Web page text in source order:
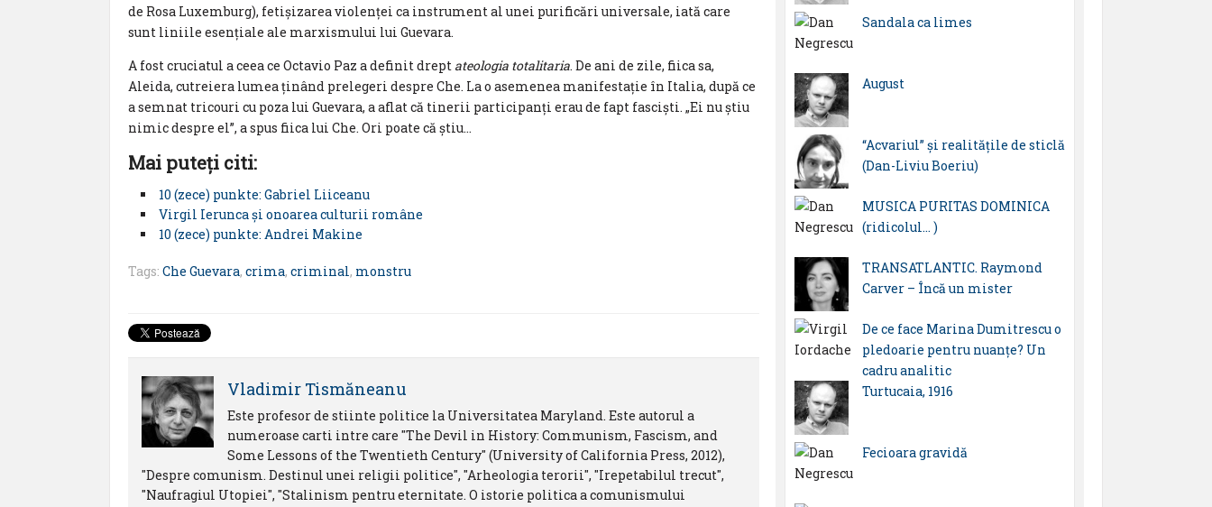
de Rosa Luxemburg), fetișizarea violenței ca instrument al unei purificări universale, iată care
sunt liniile esențiale ale marxismului lui Guevara.
A fost cruciatul a ceea ce Octavio Paz a definit drept ateologia totalitaria. De ani de zile, fiica sa,
Aleida, cutreiera lumea ținând prelegeri despre Che. La o asemenea manifestație în Italia, după ce
a semnat tricouri cu poza lui Guevara, a aflat că tinerii participanți erau de fapt fasciști. „Ei nu știu
nimic despre el”, a spus fiica lui Che. Ori poate că știu…
Mai puteţi citi:
10 (zece) punkte: Gabriel Liiceanu
Virgil Ierunca și onoarea culturii române
10 (zece) punkte: Andrei Makine
Tags: Che Guevara, crima, criminal, monstru
Vladimir Tismăneanu
Este profesor de stiinte politice la Universitatea Maryland. Este autorul a
numeroase carti intre care "The Devil in History: Communism, Fascism, and
Some Lessons of the Twentieth Century" (University of California Press, 2012),
"Despre comunism. Destinul unei religii politice", "Arheologia terorii", "Irepetabilul trecut",
"Naufragiul Utopiei", "Stalinism pentru eternitate. O istorie politica a comunismului
Sandala ca limes
August
“Acvariul” și realitățile de sticlă
(Dan-Liviu Boeriu)
MUSICA PURITAS DOMINICA
(ridicolul… )
TRANSATLANTIC. Raymond
Carver – Încă un mister
De ce face Marina Dumitrescu o
pledoarie pentru nuanțe? Un
cadru analitic
Turtucaia, 1916
Fecioara gravidă